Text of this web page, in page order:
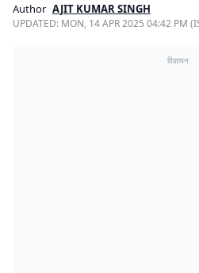
Author AJIT KUMAR SINGH
UPDATED: MON, 14 APR 2025 04:42 PM
विज्ञापन